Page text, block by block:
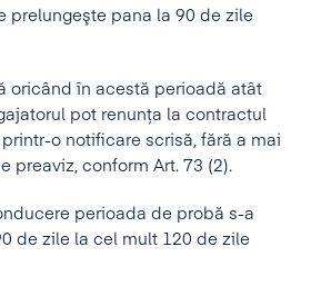
prelungeşte pana la 90 de zile
oricând în acestă perioadă atât
pot renunţa la contractul
o notificare scrisă, fără a mai
preaviz, conform Art. 73 (2).
perioada de probă s-a
de zile la cel mult 120 de zile